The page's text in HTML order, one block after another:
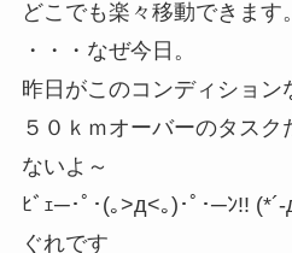
どこでも楽々移動できます。
・・・なぜ今日。
昨日がこのコンディション
５０ｋｍオーバーのタス
ないよ～
ﾋﾞｪ─･ﾟ･(｡>д<｡)･ﾟ･─ﾝ!!
ぐれです